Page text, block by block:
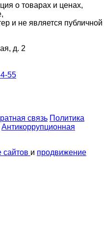
о товарах и ценах,
и не является публичной
д. 2
55
связь Политика
Антикоррупционная
сайтов и продвижение